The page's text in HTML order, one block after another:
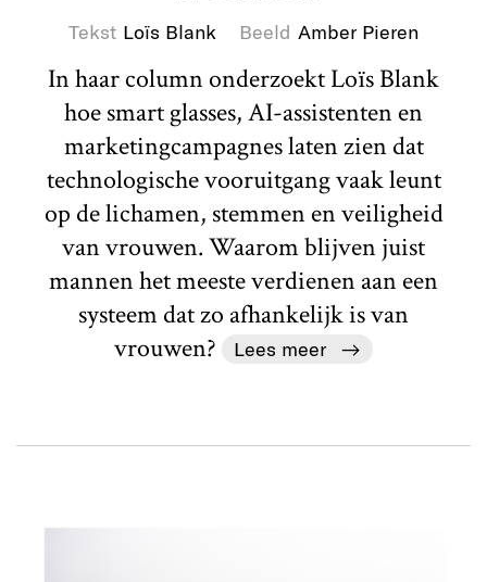
Tekst Loïs Blank Beeld Amber Pieren
In haar column onderzoekt Loïs Blank
hoe smart glasses, AI-assistenten en
marketingcampagnes laten zien dat
technologische vooruitgang vaak leunt
op de lichamen, stemmen en veiligheid
van vrouwen. Waarom blijven juist
mannen het meeste verdienen aan een
systeem dat zo afhankelijk is van
vrouwen?
Lees meer